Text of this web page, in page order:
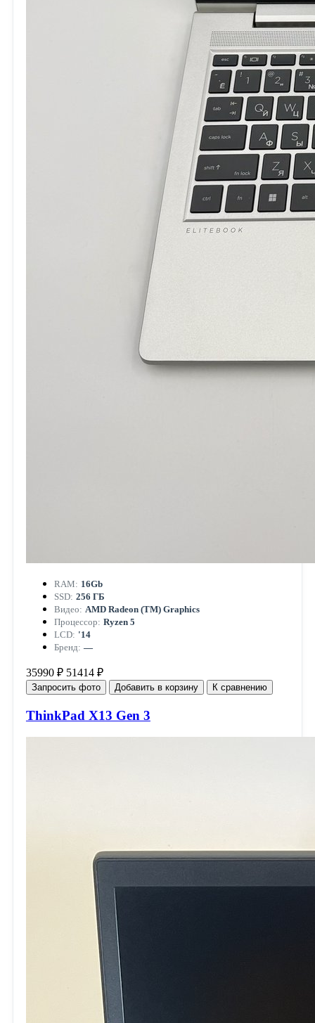
RAM: 16Gb
SSD: 256 ГБ
Видео: AMD Radeon (TM) Graphics
Процессор: Ryzen 5
LCD: '14
Бренд: —
35990 ₽ 51414 ₽
Запросить фото Добавить в корзину К сравнению
ThinkPad X13 Gen 3